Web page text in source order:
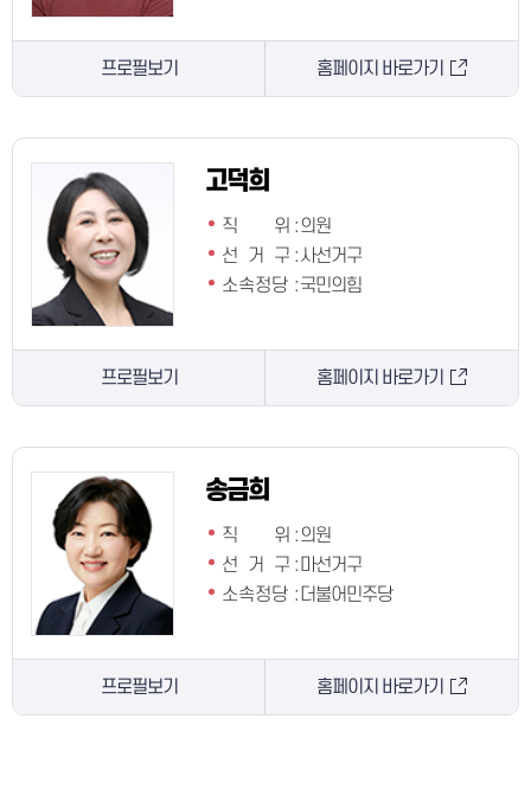
프로필보기 홈페이지 바로가기
고덕희
직 위
:의원
선 거 구 :사선거구
소속정당 :국민의힘
프로필보기 홈페이지 바로가기
송금희
직 위
:의원
선 거 구 : 마선거구
소속정당 : 더불어민주당
프로필보기 홈페이지 바로가기